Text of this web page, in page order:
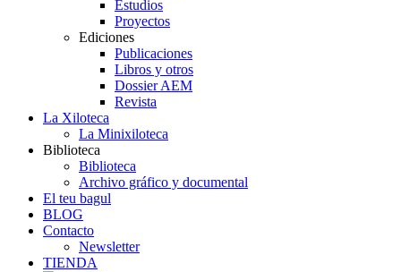
Estudios
Proyectos
Ediciones
Publicaciones
Libros y otros
Dossier AEM
Revista
La Xiloteca
La Minixiloteca
Biblioteca
Biblioteca
Archivo gráfico y documental
El teu bagul
BLOG
Contacto
Newsletter
TIENDA